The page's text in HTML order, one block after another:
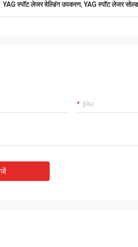
YAG स्पॉट लेजर वेल्डिंग उपकरण, YAG स्पॉट लेजर